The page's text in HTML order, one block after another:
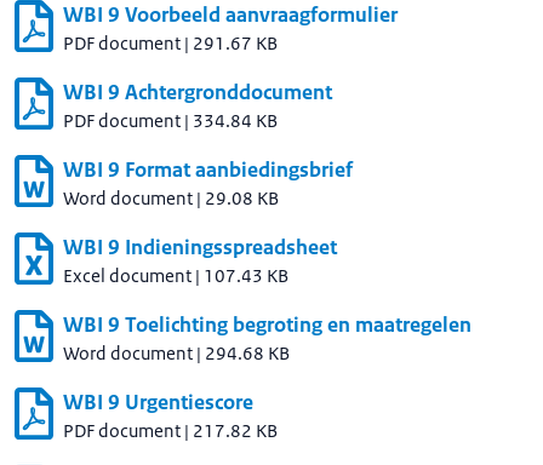
WBI 9 Voorbeeld aanvraagformulier
PDF document | 291.67 KB
WBI 9 Achtergronddocument
PDF document | 334.84 KB
WBI 9 Format aanbiedingsbrief
Word document | 29.08 KB
WBI 9 Indieningsspreadsheet
Excel document | 107.43 KB
WBI 9 Toelichting begroting en maatregelen
Word document | 294.68 KB
WBI 9 Urgentiescore
PDF document | 217.82 KB